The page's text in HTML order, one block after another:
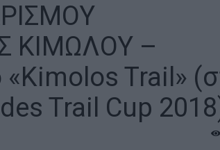
ΚΙΜΩΛΟΥ –
Trail»
Trail Cup